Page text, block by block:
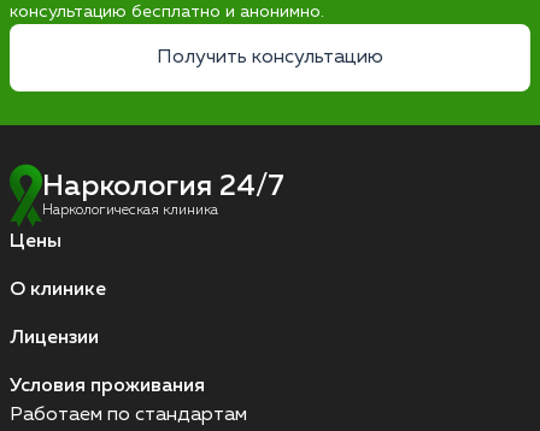
консультацию бесплатно и анонимно.
Получить консультацию
Наркология 24/7
Наркологическая клиника
Цены
О клинике
Лицензии
Условия проживания
Работаем по стандартам